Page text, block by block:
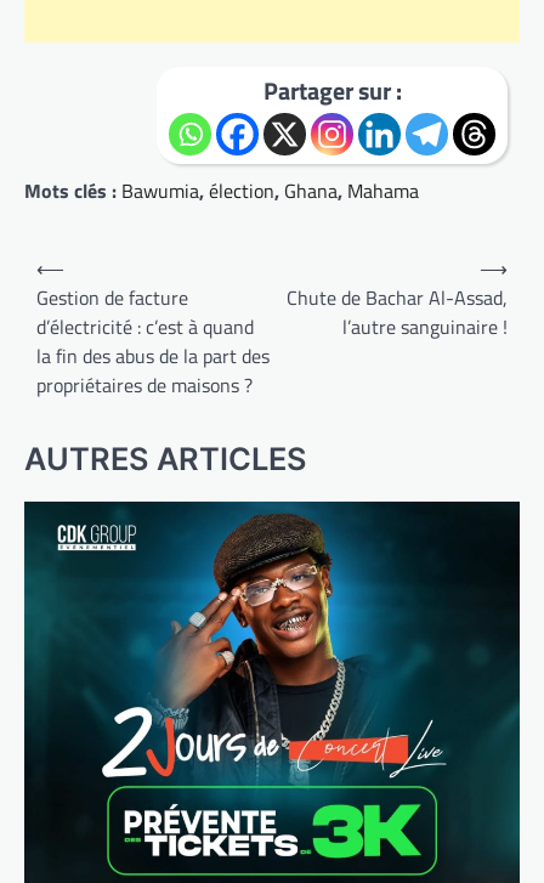
Partager sur :
Mots clés : Bawumia,élection, Ghana, Mahama
Navigation
de
l’article
⟵
Gestion de facture
d’électricité : c’est à quand
la fin des abus de la part des
propriétaires de maisons ?
Chute de Bachar Al-Assad,
l’autre sanguinaire !
⟶
AUTRES ARTICLES